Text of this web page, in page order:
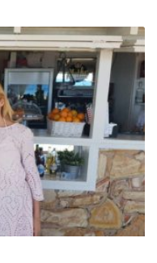
είναι
στη
λίστα
με
τους
10
καλύτερους
προορισμούς
του
κόσμου!”